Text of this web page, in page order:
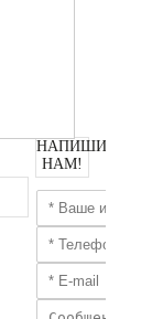
НАПИШИТЕ
НАМ!